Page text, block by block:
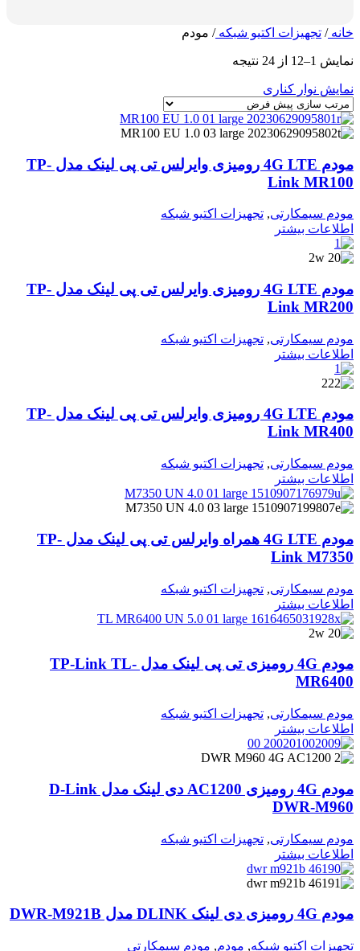
خانه/ تجهیزات اکتیو شبکه/ مودم
نمایش 1–12 از 24 نتیجه
نمایش نوار کناری
مودم 4G LTE رومیزی وایرلس تی پی لینک مدل TP-
Link MR100
مودم سیمکارتی, تجهیزات اکتیو شبکه
اطلاعات بیشتر
مودم 4G LTE رومیزی وایرلس تی پی لینک مدل TP-
Link MR200
مودم سیمکارتی, تجهیزات اکتیو شبکه
اطلاعات بیشتر
مودم 4G LTE رومیزی وایرلس تی پی لینک مدل TP-
Link MR400
مودم سیمکارتی, تجهیزات اکتیو شبکه
اطلاعات بیشتر
مودم 4G LTE همراه وایرلس تی پی لینک مدل TP-
Link M7350
مودم سیمکارتی, تجهیزات اکتیو شبکه
اطلاعات بیشتر
مودم 4G رومیزی تی پی لینک مدل TP-Link TL-
MR6400
مودم سیمکارتی, تجهیزات اکتیو شبکه
اطلاعات بیشتر
مودم 4G رومیزی AC1200 دی لینک مدل D-Link
DWR-M960
مودم سیمکارتی, تجهیزات اکتیو شبکه
اطلاعات بیشتر
مودم 4G رومیزی دی لینک DLINK مدل DWR-M921B
تجهیزات اکتیو شبکه, مودم, مودم سیمکارتی